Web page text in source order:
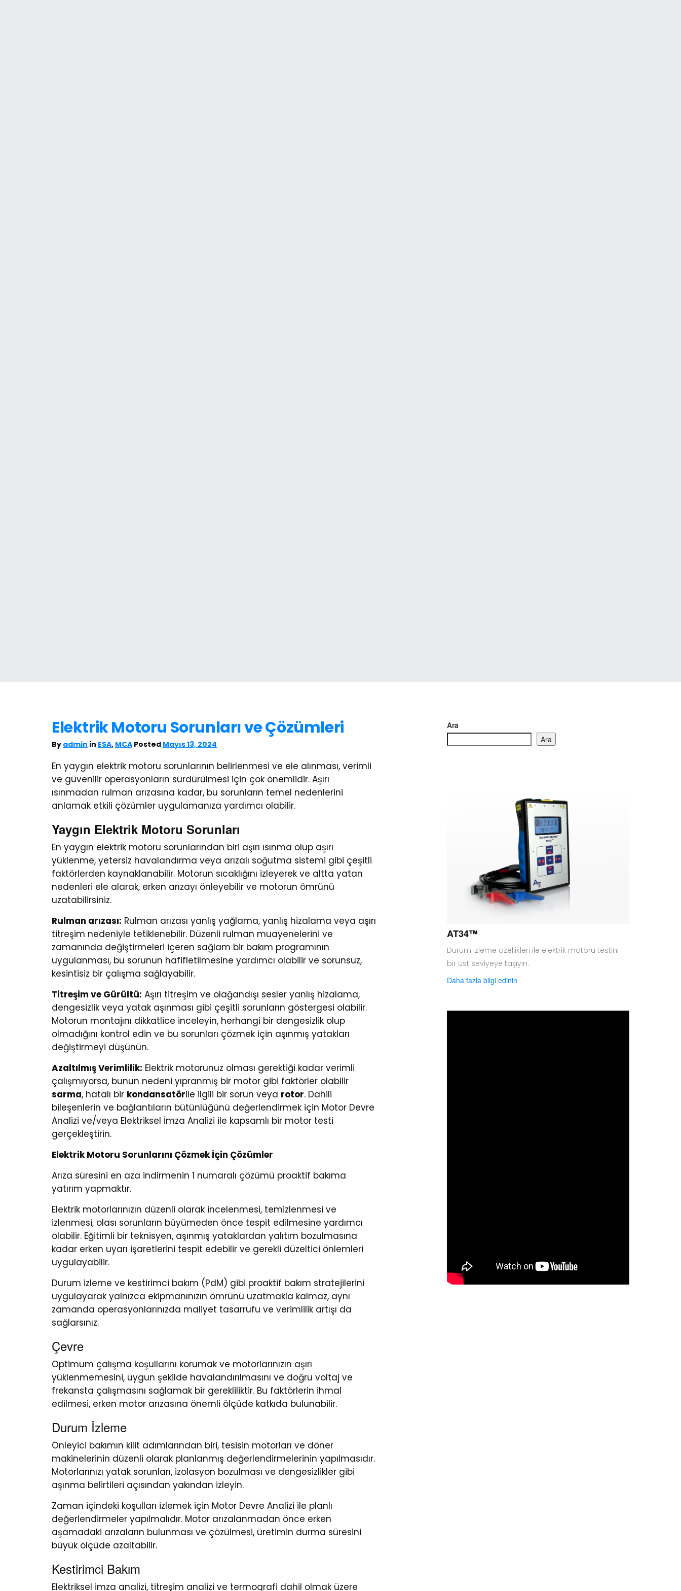
Elektrik Motoru Sorunları ve Çözümleri
By admin in ESA, MCA Posted Mayıs 13, 2024
En yaygın elektrik motoru sorunlarının belirlenmesi ve ele alınması, verimli
ve güvenilir operasyonların sürdürülmesi için çok önemlidir. Aşırı
ısınmadan rulman arızasına kadar, bu sorunların temel nedenlerini
anlamak etkili çözümler uygulamanıza yardımcı olabilir.
Yaygın Elektrik Motoru Sorunları
En yaygın elektrik motoru sorunlarından biri aşırı ısınma olup aşırı
yüklenme, yetersiz havalandırma veya arızalı soğutma sistemi gibi çeşitli
faktörlerden kaynaklanabilir. Motorun sıcaklığını izleyerek ve altta yatan
nedenleri ele alarak, erken arızayı önleyebilir ve motorun ömrünü
uzatabilirsiniz.
Rulman arızası: Rulman arızası yanlış yağlama, yanlış hizalama veya aşırı
titreşim nedeniyle tetiklenebilir. Düzenli rulman muayenelerini ve
zamanında değiştirmeleri içeren sağlam bir bakım programının
uygulanması, bu sorunun hafifletilmesine yardımcı olabilir ve sorunsuz,
kesintisiz bir çalışma sağlayabilir.
Titreşim ve Gürültü: Aşırı titreşim ve olağandışı sesler yanlış hizalama,
dengesizlik veya yatak aşınması gibi çeşitli sorunların göstergesi olabilir.
Motorun montajını dikkatlice inceleyin, herhangi bir dengesizlik olup
olmadığını kontrol edin ve bu sorunları çözmek için aşınmış yatakları
değiştirmeyi düşünün.
Azaltılmış Verimlilik: Elektrik motorunuz olması gerektiği kadar verimli
çalışmıyorsa, bunun nedeni yıpranmış bir motor gibi faktörler olabilir
sarma, hatalı bir kondansatörile ilgili bir sorun veya rotor. Dahili
bileşenlerin ve bağlantıların bütünlüğünü değerlendirmek için Motor Devre
Analizi ve/veya Elektriksel İmza Analizi ile kapsamlı bir motor testi
gerçekleştirin.
Elektrik Motoru Sorunlarını Çözmek İçin Çözümler
Arıza süresini en aza indirmenin 1 numaralı çözümü proaktif bakıma
yatırım yapmaktır.
Elektrik motorlarınızın düzenli olarak incelenmesi, temizlenmesi ve
izlenmesi, olası sorunların büyümeden önce tespit edilmesine yardımcı
olabilir. Eğitimli bir teknisyen, aşınmış yataklardan yalıtım bozulmasına
kadar erken uyarı işaretlerini tespit edebilir ve gerekli düzeltici önlemleri
uygulayabilir.
Durum izleme ve kestirimci bakım (PdM) gibi proaktif bakım stratejilerini
uygulayarak yalnızca ekipmanınızın ömrünü uzatmakla kalmaz, aynı
zamanda operasyonlarınızda maliyet tasarrufu ve verimlilik artışı da
sağlarsınız.
Çevre
Optimum çalışma koşullarını korumak ve motorlarınızın aşırı
yüklenmemesini, uygun şekilde havalandırılmasını ve doğru voltaj ve
frekansta çalışmasını sağlamak bir gerekliliktir. Bu faktörlerin ihmal
edilmesi, erken motor arızasına önemli ölçüde katkıda bulunabilir.
Durum İzleme
Önleyici bakımın kilit adımlarından biri, tesisin motorları ve döner
makinelerinin düzenli olarak planlanmış değerlendirmelerinin yapılmasıdır.
Motorlarınızı yatak sorunları, izolasyon bozulması ve dengesizlikler gibi
aşınma belirtileri açısından yakından izleyin.
Zaman içindeki koşulları izlemek için Motor Devre Analizi ile planlı
değerlendirmeler yapılmalıdır. Motor arızalanmadan önce erken
aşamadaki arızaların bulunması ve çözülmesi, üretimin durma süresini
büyük ölçüde azaltabilir.
Kestirimci Bakım
Elektriksel imza analizi, titreşim analizi ve termografi dahil olmak üzere
Ara
Ara
AT34™
Durum izleme özellikleri ile elektrik motoru testini
bir üst seviyeye taşıyın.
Daha fazla bilgi edinin